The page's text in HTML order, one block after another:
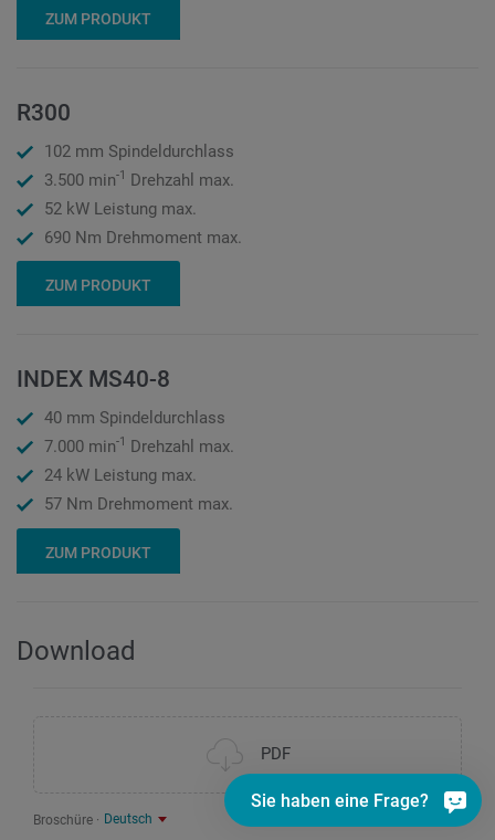
ZUM PRODUKT
R300
102 mm Spindeldurchlass
3.500 min-1 Drehzahl max.
52 kW Leistung max.
690 Nm Drehmoment max.
ZUM PRODUKT
INDEX MS40-8
40 mm Spindeldurchlass
7.000 min-1
Drehzahl max.
24 kW Leistung max.
57 Nm Drehmoment max.
ZUM PRODUKT
Download
PDF
Broschüre Deutsch
Sie haben eine Frage?